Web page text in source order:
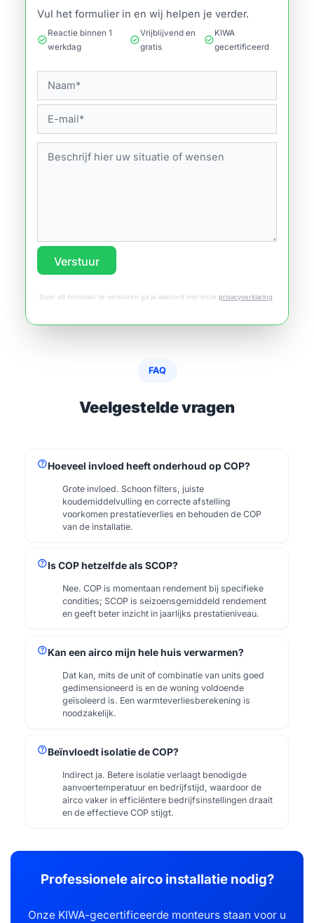
Vul het formulier in en wij helpen je verder.
check_circle
Reactie binnen 1
werkdag
check_circle
Vrijblijvend en
gratis
check_circle
KIWA
gecertificeerd
Verstuur
Door dit formulier te versturen ga je akkoord met onze privacyverklaring
FAQ
Veelgestelde vragen
helpHoeveel invloed heeft onderhoud op COP?
Grote invloed. Schoon filters, juiste
koudemiddelvulling en correcte afstelling
voorkomen prestatieverlies en behouden de COP
van de installatie.
helpIs COP hetzelfde als SCOP?
Nee. COP is momentaan rendement bij specifieke
condities; SCOP is seizoensgemiddeld rendement
en geeft beter inzicht in jaarlijks prestatieniveau.
helpKan een airco mijn hele huis verwarmen?
Dat kan, mits de unit of combinatie van units goed
gedimensioneerd is en de woning voldoende
geïsoleerd is. Een warmteverliesberekening is
noodzakelijk.
helpBeïnvloedt isolatie de COP?
Indirect ja. Betere isolatie verlaagt benodigde
aanvoertemperatuur en bedrijfstijd, waardoor de
airco vaker in efficiëntere bedrijfsinstellingen draait
en de effectieve COP stijgt.
Professionele airco installatie nodig?
Onze KIWA-gecertificeerde monteurs staan voor u